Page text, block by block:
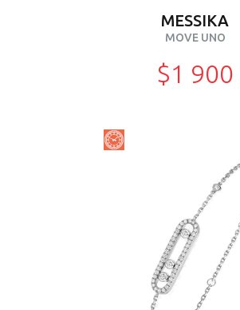
MESSIKA
MOVE UNO
$1 900